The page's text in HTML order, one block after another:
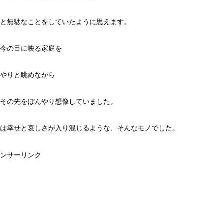
無駄なことをしていたように思えます。
の目に映る家庭を
りと眺めながら
の先をぼんやり想像していました。
幸せと哀しさが入り混じるような、そんなモノでした。
サーリンク